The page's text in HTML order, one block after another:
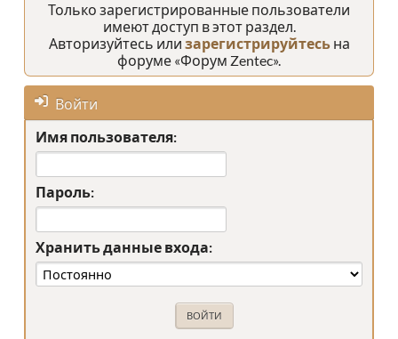
Только зарегистрированные пользователи
имеют доступ в этот раздел.
Авторизуйтесь или зарегистрируйтесьна
форуме «Форум Zentec».
Войти
Имя пользователя:
Пароль:
Хранить данные входа: